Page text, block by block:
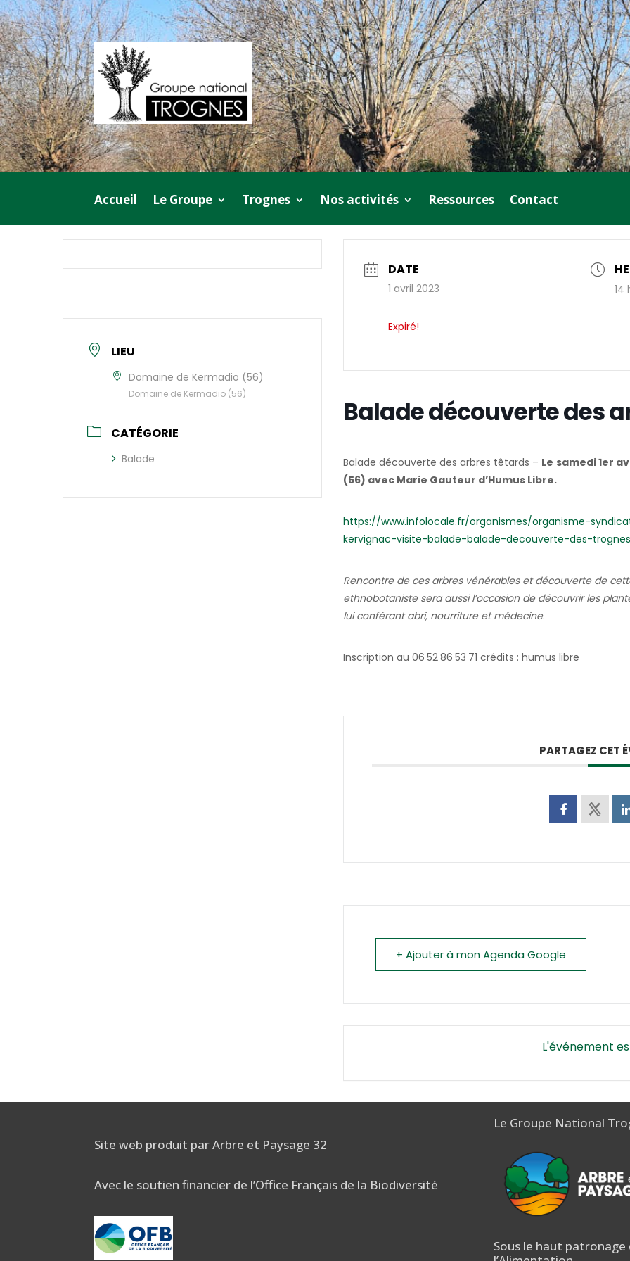
Accueil Le Groupe Trognes Nos activités Ressources Contact
LIEU
Domaine de Kermadio (56)
Domaine de Kermadio (56)
CATÉGORIE
Balade
DATE
1 avril 2023
Expiré!
14
Balade découverte des
Balade découverte des arbres têtards – Le samedi 1er
(56) avec Marie Gauteur d’Humus Libre.
https://www.infolocale.fr/organismes/organisme-
kervignac-visite-balade-balade-decouverte-des-
Rencontre de ces arbres vénérables et découverte de
ethnobotaniste sera aussi l’occasion de découvrir les
lui conférant abri, nourriture et médecine.
Inscription au 06 52 86 53 71 crédits : humus libre
PARTAGEZ CET
+ Ajouter à mon Agenda Google
L'événement
Site web produit par Arbre et Paysage 32
Avec le soutien financier de l’Office Français de la Biodiversité
Le Groupe National
Sous le haut